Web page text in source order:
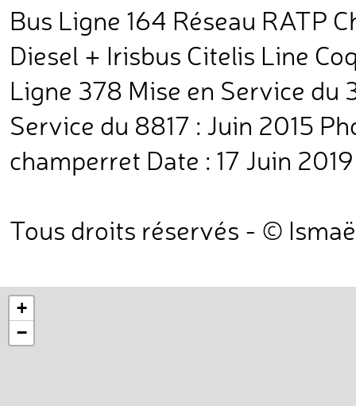
Bus Ligne 164 Réseau RATP
Diesel + Irisbus Citelis Line
Ligne 378 Mise en Service
Service du 8817 : Juin 2015
champerret Date : 17 Juin
Tous droits réservés - ©
+
−